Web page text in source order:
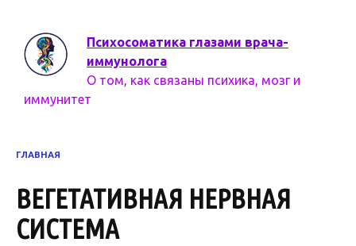
Психосоматика глазами врача-
иммунолога
О том, как связаны психика, мозг и
иммунитет
ГЛАВНАЯ
ВЕГЕТАТИВНАЯ НЕРВНАЯ
СИСТЕМА